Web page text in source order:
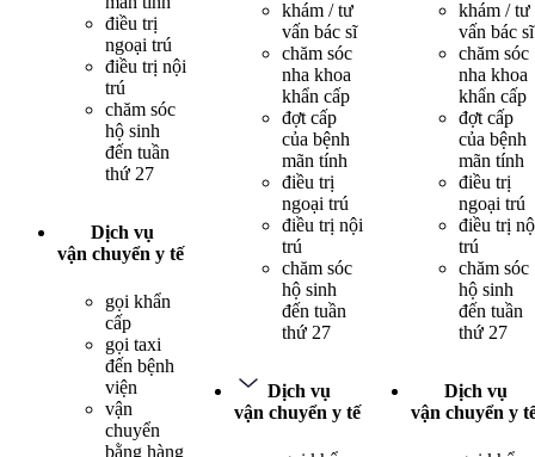
điều trị
ngoại trú
điều trị nội
trú
chăm sóc
hộ sinh
đến tuần
thứ 27
Dịch vụ
vận chuyển y tế
gọi khẩn
cấp
gọi taxi
đến bệnh
viện
vận
chuyển
bằng hàng
khám / tư
vấn bác sĩ
chăm sóc
nha khoa
khẩn cấp
đợt cấp
của bệnh
mãn tính
điều trị
ngoại trú
điều trị nội
trú
chăm sóc
hộ sinh
đến tuần
thứ 27
Dịch vụ
vận chuyển y tế
khám / tư
vấn bác sĩ
chăm sóc
nha khoa
khẩn cấp
đợt cấp
của bệnh
mãn tính
điều trị
ngoại trú
điều trị
trú
chăm sóc
hộ sinh
đến tuần
thứ 27
Dịch vụ
vận chuyển y